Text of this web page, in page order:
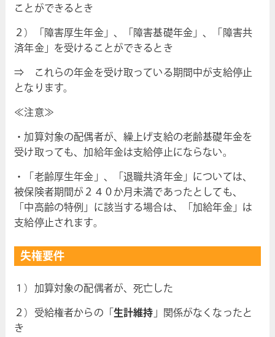
ことができるとき
２）「障害厚生年金」、「障害基礎年金」、「障害共
済年金」を受けることができるとき
⇒ これらの年金を受け取っている期間中が支給停止
となります。
≪注意≫
・加算対象の配偶者が、繰上げ支給の老齢基礎年金を
受け取っても、加給年金は支給停止にならない。
・「老齢厚生年金」、「退職共済年金」については、
被保険者期間が２４０か月未満であったとしても、
「中高齢の特例」に該当する場合は、「加給年金」は
支給停止されます。
失権要件
１）加算対象の配偶者が、死亡した
２）受給権者からの「 生計維持」関係がなくなったと
き